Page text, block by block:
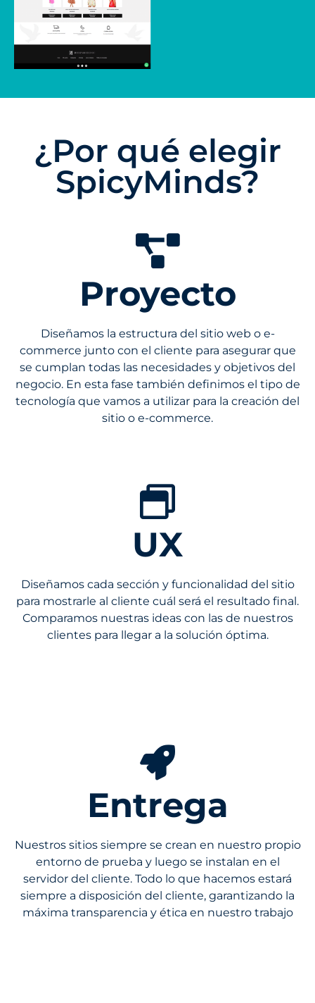
¿Por qué elegir
SpicyMinds?
Proyecto
Diseñamos la estructura del sitio web o e-
commerce junto con el cliente para asegurar que
se cumplan todas las necesidades y objetivos del
negocio. En esta fase también definimos el tipo de
tecnología que vamos a utilizar para la creación del
sitio o e-commerce.
UX
Diseñamos cada sección y funcionalidad del sitio
para mostrarle al cliente cuál será el resultado final.
Comparamos nuestras ideas con las de nuestros
clientes para llegar a la solución óptima.
Entrega
Nuestros sitios siempre se crean en nuestro propio
entorno de prueba y luego se instalan en el
servidor del cliente. Todo lo que hacemos estará
siempre a disposición del cliente, garantizando la
máxima transparencia y ética en nuestro trabajo